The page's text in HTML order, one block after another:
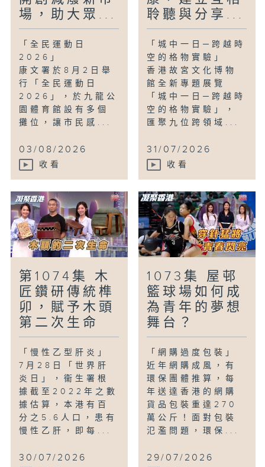
場，助大眾...
「全民運動日
2026」
康文署於8月2日舉
行「全民運動日
2026」，於九龍公
園體育館設有多個
攤位，讓市民感...
03/08/2026
收看
聆聽與分享...
「城中一日─跨越時
空的格物實驗」
香港故宮文化博物
館全新專題展覽
「城中一日─跨越時
空的格物實驗」，
匯聚九位跨領域...
31/07/2026
收看
第1074集 木
匠鑽研傳統榫
卯，賦予木頭
第二次生命
「慢性乙型肝炎」
7月28日「世界肝
炎日」，衞生署根
據截至2022年之數
據估算，本港有百
分之5.6人口，患有
慢性乙肝，即每...
30/07/2026
1073集 屋邨
籃球場如何成
為青年的夢想
舞台？
「網購過度包裝」
近年網購成風，有
環保團體推算，每
年送達香港的網購
貨品包裝重達270
萬公斤！面對包裝
氾濫問題，環保...
29/07/2026